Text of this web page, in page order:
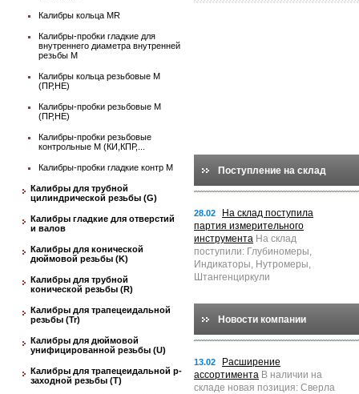
Калибры кольца MR
Калибры-пробки гладкие для
внутреннего диаметра внутренней
резьбы М
Калибры кольца резьбовые М
(ПР,НЕ)
Калибры-пробки резьбовые М
(ПР,НЕ)
Калибры-пробки резьбовые
контрольные М (КИ,КПР,...
Калибры-пробки гладкие контр М
Калибры для трубной
цилиндрической резьбы (G)
Калибры гладкие для отверстий
и валов
Калибры для конической
дюймовой резьбы (K)
Калибры для трубной
конической резьбы (R)
Калибры для трапецеидальной
резьбы (Tr)
Калибры для дюймовой
унифицированной резьбы (U)
Калибры для трапецеидальной p-
заходной резьбы (T)
Поступление на склад
28.02
На склад поступила
партия измерительного
инструмента На склад
поступили: Глубиномеры,
Индикаторы, Нутромеры,
Штангенциркули
Новости компании
13.02
Расширение
ассортимента В наличии на
складе новая позиция: Сверла